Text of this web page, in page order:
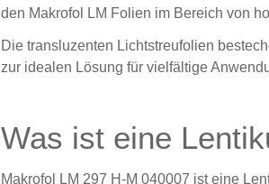
den Makrofol LM Folien im Bereich von
Die transluzenten Lichtstreufolien
zur idealen Lösung für vielfältige
Was ist eine
Makrofol LM 297 H-M 040007 ist eine